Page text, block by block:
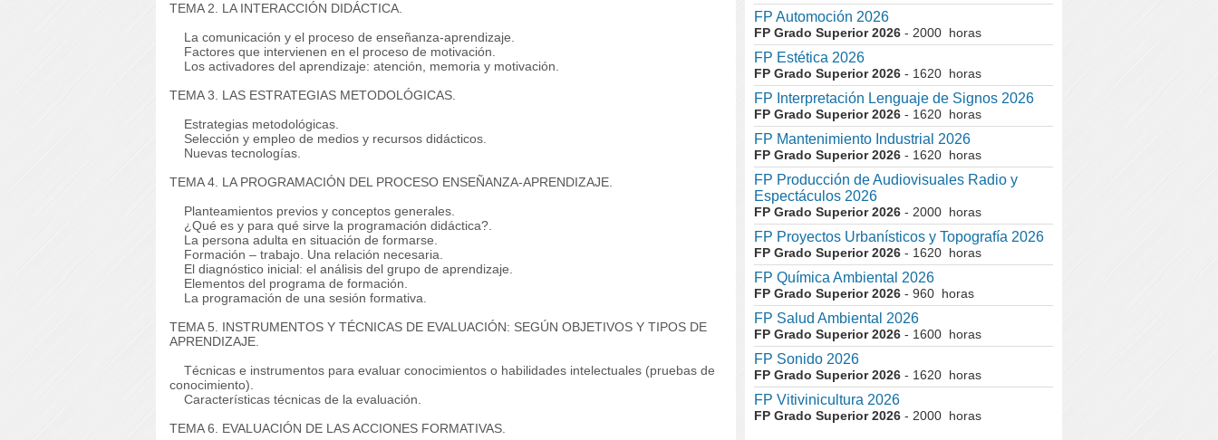
TEMA 2. LA INTERACCIÓN DIDÁCTICA.
La comunicación y el proceso de enseñanza-aprendizaje.
Factores que intervienen en el proceso de motivación.
Los activadores del aprendizaje: atención, memoria y motivación.
TEMA 3. LAS ESTRATEGIAS METODOLÓGICAS.
Estrategias metodológicas.
Selección y empleo de medios y recursos didácticos.
Nuevas tecnologías.
TEMA 4. LA PROGRAMACIÓN DEL PROCESO ENSEÑANZA-APRENDIZAJE.
Planteamientos previos y conceptos generales.
¿Qué es y para qué sirve la programación didáctica?.
La persona adulta en situación de formarse.
Formación – trabajo. Una relación necesaria.
El diagnóstico inicial: el análisis del grupo de aprendizaje.
Elementos del programa de formación.
La programación de una sesión formativa.
TEMA 5. INSTRUMENTOS Y TÉCNICAS DE EVALUACIÓN: SEGÚN OBJETIVOS Y TIPOS DE
APRENDIZAJE.
Técnicas e instrumentos para evaluar conocimientos o habilidades intelectuales (pruebas de
conocimiento).
Características técnicas de la evaluación.
TEMA 6. EVALUACIÓN DE LAS ACCIONES FORMATIVAS.
FP Automoción 2026
FP Grado Superior 2026 - 2000 horas
FP Estética 2026
FP Grado Superior 2026 - 1620 horas
FP Interpretación Lenguaje de Signos 2026
FP Grado Superior 2026 - 1620 horas
FP Mantenimiento Industrial 2026
FP Grado Superior 2026 - 1620 horas
FP Producción de Audiovisuales Radio y
Espectáculos 2026
FP Grado Superior 2026 - 2000 horas
FP Proyectos Urbanísticos y Topografía 2026
FP Grado Superior 2026 - 1620 horas
FP Química Ambiental 2026
FP Grado Superior 2026 - 960 horas
FP Salud Ambiental 2026
FP Grado Superior 2026 - 1600 horas
FP Sonido 2026
FP Grado Superior 2026 - 1620 horas
FP Vitivinicultura 2026
FP Grado Superior 2026 - 2000 horas